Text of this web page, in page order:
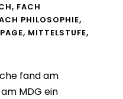
, FACH
PHILOSOPHIE,
, MITTELSTUFE,
fand am
MDG ein